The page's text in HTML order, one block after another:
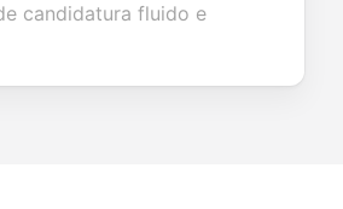
candidatura fluido e